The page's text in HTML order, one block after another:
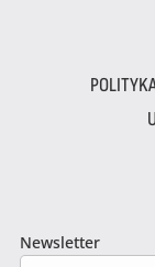
Newsletter